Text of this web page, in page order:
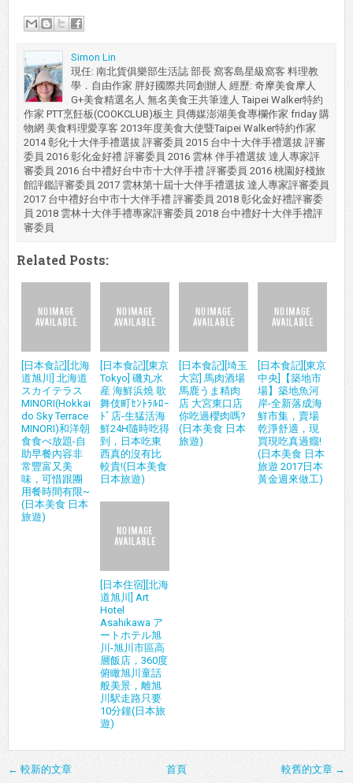
Simon Lin
現任: 南北貨俱樂部生活誌 部長 窩客島星級窩客 料理教
學．自由作家 胖好國際共同創辦人 經歷: 奇摩美食摩人
G+美食精選名人 無名美食王共筆達人 Taipei Walker特約
作家 PTT烹飪板(COOKCLUB)板主 貝傳媒澎湖美食專欄作家 friday 購
物網 美食料理愛享客 2013年度美食大使暨Taipei Walker特約作家
2014 彰化十大伴手禮選拔 評審委員 2015 台中十大伴手禮選拔 評審
委員 2016 彰化金好禮 評審委員 2016 雲林 伴手禮選拔 達人專家評
審委員 2016 台中禮好台中市十大伴手禮 評審委員 2016 桃園好棧旅
館評鑑評審委員 2017 雲林第十屆十大伴手禮選拔 達人專家評審委員
2017 台中禮好台中市十大伴手禮 評審委員 2018 彰化金好禮評審委
員 2018 雲林十大伴手禮專家評審委員 2018 台中禮好十大伴手禮評
審委員
Related Posts:
[日本食記][北海
道旭川] 北海道
スカイテラス
MINORI(Hokkai
do Sky Terrace
MINORI)和洋朝
食食べ放題-自
助早餐內容非
常豐富又美
味，可惜跟團
用餐時間有限~
(日本美食 日本
旅遊)
[日本食記][東京
Tokyo] 磯丸水
産 海鮮浜燒 歌
舞伎町ｾﾝﾄﾗﾙﾛｰ
ﾄﾞ店-生猛活海
鮮24H隨時吃得
到，日本吃東
西真的沒有比
較貴!(日本美食
日本旅遊)
[日本食記][埼玉
大宮] 馬肉酒場
馬鹿うま精肉
店 大宮東口店
你吃過櫻肉嗎?
(日本美食 日本
旅遊)
[日本食記][東京
中央]【築地市
場】築地魚河
岸-全新落成海
鮮市集，賣場
乾淨舒適，現
買現吃真過癮!
(日本美食 日本
旅遊 2017日本
黃金週來做工)
[日本住宿][北海
道旭川] Art
Hotel
Asahikawa ア
ートホテル旭
川-旭川市區高
層飯店，360度
俯瞰旭川童話
般美景，離旭
川駅走路只要
10分鐘(日本旅
遊)
← 較新的文章 較舊的文章 →
首頁